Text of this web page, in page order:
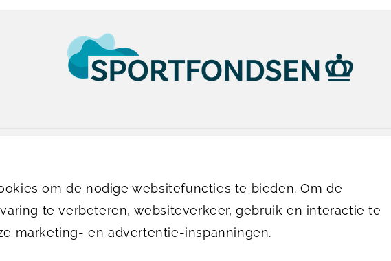
vanmaanenbad@sportfondsen.nl
© Koninklijke Sportfondsen 2026
& Algemene voorwaarden
Privacyverklaring & policy
om de nodige websitefuncties te bieden. Om de
te verbeteren, websiteverkeer, gebruik en interactie te
marketing- en advertentie-inspanningen.